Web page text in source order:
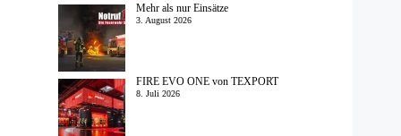
Mehr als nur Einsätze
3. August 2026
FIRE EVO ONE von TEXPORT
8. Juli 2026